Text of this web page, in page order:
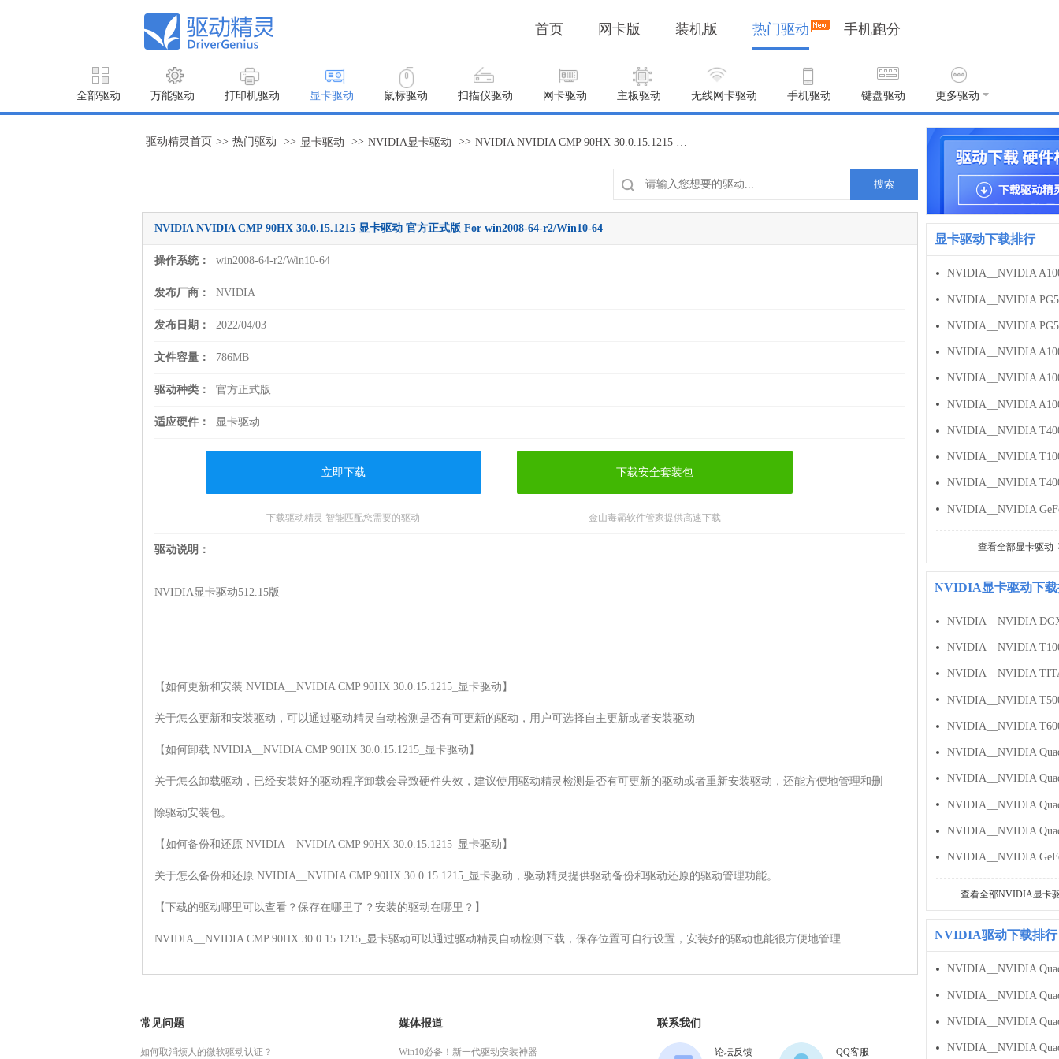
首页 网卡版 装机版 热门驱动 手机跑分
全部驱动 万能驱动 打印机驱动 显卡驱动 鼠标驱动 扫描仪驱动 网卡驱动 主板驱动 无线网卡驱动 手机驱动 键盘驱动 更多驱动
驱动精灵首页 >> 热门驱动 >> 显卡驱动 >> NVIDIA显卡驱动 >>
搜索
NVIDIA NVIDIA CMP 90HX 30.0.15.1215 显卡驱动 官方正式版 For win2008-64-r2/Win10-64
操作系统： win2008-64-r2/Win10-64
发布厂商： NVIDIA
发布日期： 2022/04/03
文件容量： 786MB
驱动种类： 官方正式版
适应硬件： 显卡驱动
立即下载
下载驱动精灵 智能匹配您需要的驱动
下载安全套装包
金山毒霸软件管家提供高速下载
驱动说明：
NVIDIA显卡驱动512.15版
【如何更新和安装 NVIDIA__NVIDIA CMP 90HX 30.0.15.1215_显卡驱动】
关于怎么更新和安装驱动，可以通过驱动精灵自动检测是否有可更新的驱动，用户可选择自主更新或者安装驱动
【如何卸载 NVIDIA__NVIDIA CMP 90HX 30.0.15.1215_显卡驱动】
关于怎么卸载驱动，已经安装好的驱动程序卸载会导致硬件失效，建议使用驱动精灵检测是否有可更新的驱动或者重新安装驱动，还能方便地管理和删
除驱动安装包。
【如何备份和还原 NVIDIA__NVIDIA CMP 90HX 30.0.15.1215_显卡驱动】
关于怎么备份和还原 NVIDIA__NVIDIA CMP 90HX 30.0.15.1215_显卡驱动，驱动精灵提供驱动备份和驱动还原的驱动管理功能。
【下载的驱动哪里可以查看？保存在哪里了？安装的驱动在哪里？】
NVIDIA__NVIDIA CMP 90HX 30.0.15.1215_显卡驱动可以通过驱动精灵自动检测下载，保存位置可自行设置，安装好的驱动也能很方便地管理
显卡驱动下载排行
查看全部显卡驱动
NVIDIA显卡驱动下载
查看全部NVIDIA显卡
NVIDIA驱动下载排行
常见问题
如何取消烦人的微软驱动认证？
媒体报道
Win10必备！新一代驱动安装神器
联系我们
论坛反馈 QQ客服